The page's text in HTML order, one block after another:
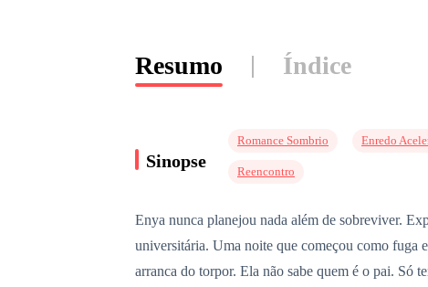
Resumo Índice
Sinopse
Romance Sombrio Enredo
Reencontro
Enya nunca planejou nada além de sobreviver.
universitária. Uma noite que começou como fuga
arranca do torpor. Ela não sabe quem é o pai. Só